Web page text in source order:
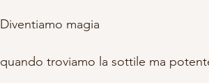
Diventiamo magia
quando troviamo la sottile ma